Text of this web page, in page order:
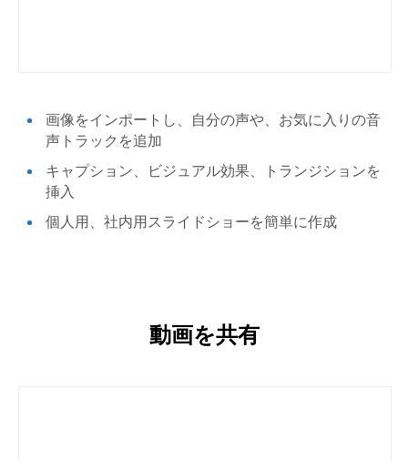
画像をインポートし、自分の声や、お気に入りの音
声トラックを追加
キャプション、ビジュアル効果、トランジションを
挿入
個人用、社内用スライドショーを簡単に作成
動画を共有